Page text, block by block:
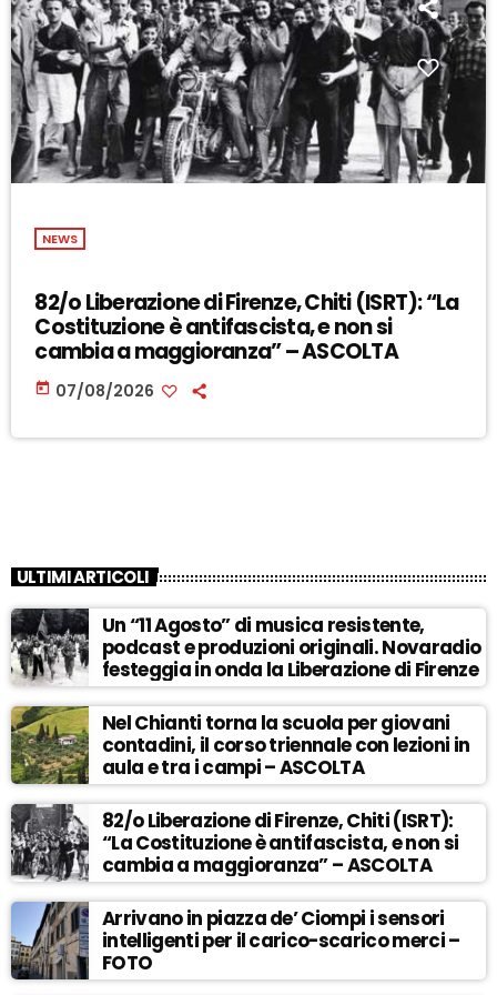
NEWS
82/o Liberazione di Firenze, Chiti (ISRT): “La
Costituzione è antifascista, e non si
cambia a maggioranza” – ASCOLTA
today 07/08/2026
ULTIMI ARTICOLI
Un “11 Agosto” di musica resistente,
podcast e produzioni originali. Novaradio
festeggia in onda la Liberazione di Firenze
Nel Chianti torna la scuola per giovani
contadini, il corso triennale con lezioni in
aula e tra i campi – ASCOLTA
82/o Liberazione di Firenze, Chiti (ISRT):
“La Costituzione è antifascista, e non si
cambia a maggioranza” – ASCOLTA
Arrivano in piazza de’ Ciompi i sensori
intelligenti per il carico-scarico merci –
FOTO